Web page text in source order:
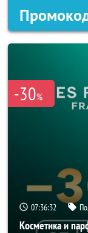
-30%
07:36:30
Косметика и